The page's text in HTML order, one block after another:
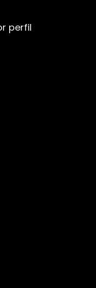
perfil